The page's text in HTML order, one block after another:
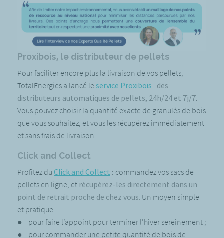
Proxibois, le distributeur de pellets
Pour faciliter encore plus la livraison de vos pellets,
TotalEnergies a lancé le service Proxibois : des
distributeurs automatiques de pellets, 24h/24 et 7j/7.
Vous pouvez choisir la quantité exacte de granulés de bois
que vous souhaitez, et vous les récupérez immédiatement
et sans frais de livraison.
Click and Collect
Profitez du Click and Collect : commandez vos sacs de
pellets en ligne, et récupérez-les directement dans un
point de retrait proche de chez vous. Un moyen simple
et pratique :
● pour faire l’appoint pour terminer l’hiver sereinement ;
● pour commander une petite quantité de bois de